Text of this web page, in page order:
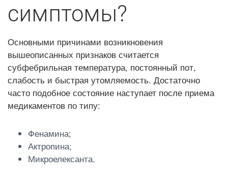
симптомы?
Основными причинами возникновения
вышеописанных признаков считается
субфебрильная температура, постоянный пот,
слабость и быстрая утомляемость. Достаточно
часто подобное состояние наступает после приема
медикаментов по типу:
Фенамина;
Актропина;
Микроелексанта.